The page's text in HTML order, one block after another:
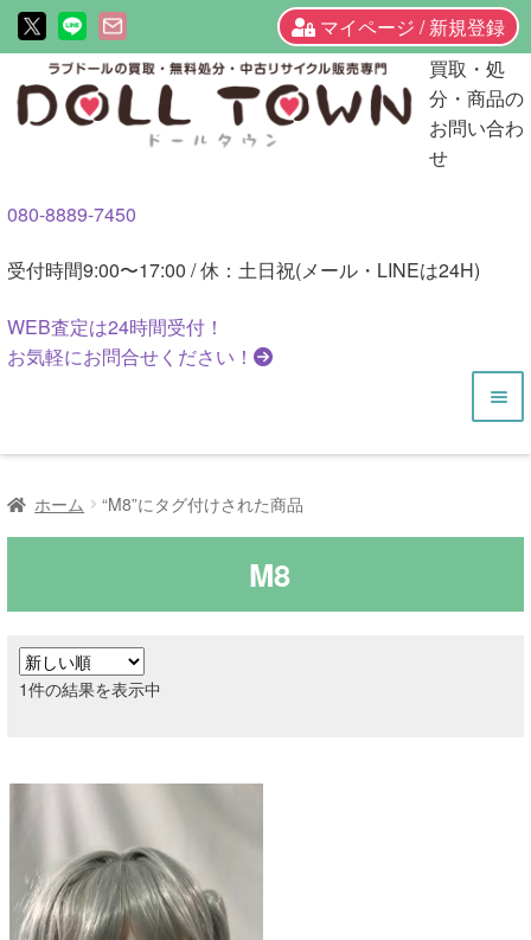
マイページ / 新規登録
ビ
ゲ
ョ
へ
キ
ッ
ン
テ
へ
キ
プ
買取・処
分・商品の
お問い合わ
せ
080-8889-7450
受付時間9:00〜17:00 / 休：土日祝(メール・LINEは24H)
WEB査定は24時間受付！
お気軽にお問合せください！
HOME
商品一覧
ラブドール買取・処分
ホーム “M8”にタグ付けされた商品
M8
1件の結果を表示中